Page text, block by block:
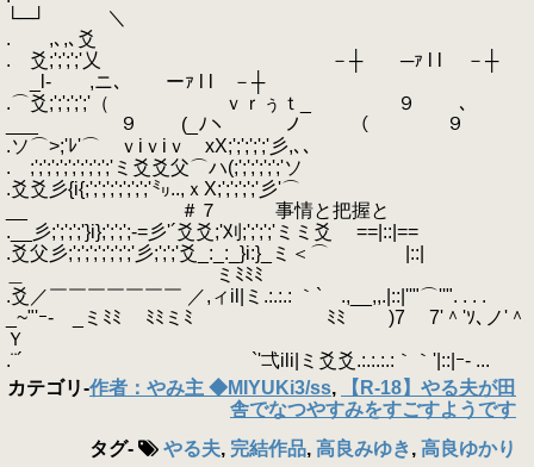
└─┘ ＼
. ,､,､爻
. 爻;';';';'乂 －┼ ─ｧ l l －┼
_l‐ ,ニ､ ーｧ l l －┼
.⌒爻;';';';';'（ ｖｒぅｔ_ ９ ､
___ ９ (_ﾉヽ ノ （ ９
.ソ⌒>;'ﾚ'⌒ ｖiｖiｖ xX;';';';';'彡,､､
. ;';';';';';';';';';'ミ爻爻父⌒ハ(;';';';';';'ソ
.爻爻彡{i{;';';';';';';';'㍉..,ｘX;';';';';'彡'⌒
__ ＃７ 事情と把握と
.__彡;';';';'}i};';';';-=彡'´爻爻;'刈;';';';'ミミ爻 ==|::|==
.爻父彡;';';';';';';';'彡;';';'爻_:_:_}i:}_ミ＜⌒ |::|
＿ ミﾐﾐﾐ
.爻／￣￣￣￣￣￣￣ ／,ィil|ミ.:.:.: ｀` .,__,,.|::|''"⌒''". . . .
_~"'ｰ- _ミﾐﾐ ﾐﾐミﾐ ﾐﾐ )7 7'＾'ｿ､ノ'＾
Ｙ
.¨´ `'弌ili|ミ爻爻.:.:.:.:｀｀'|::|ｰ- ...
カテゴリ-作者：やみ主 ◆MIYUKi3/ss,
【R-18】やる夫が田
舎でなつやすみをすごすようです
タグ- やる夫, 完結作品, 高良みゆき, 高良ゆかり